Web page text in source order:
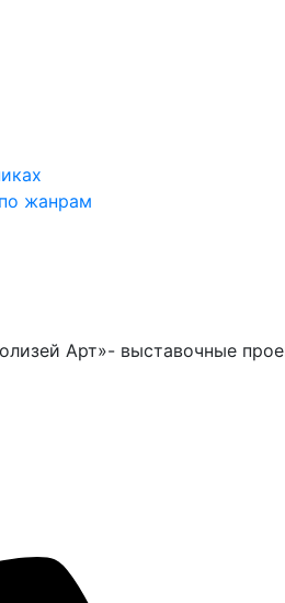
жанрам
Арт»- выставочные